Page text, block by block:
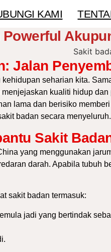
KAMI
Jalan
seharian kita.
kualiti hidup
lama dan berisiko
badan secara menyeluruh.
Sakit
yang menggunakan
darah. Apabila tubuh
sakit badan termasuk:
jadi yang bertindak